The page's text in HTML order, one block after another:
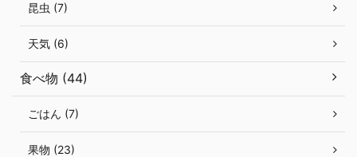
昆虫 (7)
天気 (6)
食べ物 (44)
ごはん (7)
果物 (23)